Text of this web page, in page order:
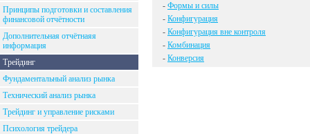
Принципы подготовки и составления
финансовой отчётности
Дополнительная отчётнаяя
информация
Трейдинг
Фундаментальный анализ рынка
Технический анализ рынка
Трейдинг и управление рисками
Психология трейдера
- Формы и силы
- Конфигурация
- Конфигурация вне контроля
- Комбинация
- Конверсия